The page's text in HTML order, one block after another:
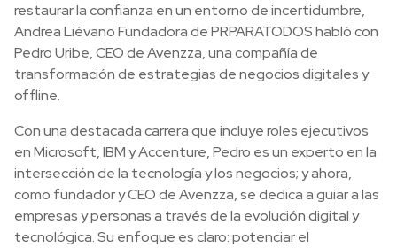
restaurar la confianza en un entorno de incertidumbre,
Andrea Liévano Fundadora de PRPARATODOS habló con
Pedro Uribe, CEO de Avenzza, una compañía de
transformación de estrategias de negocios digitales y
offline.
Con una destacada carrera que incluye roles ejecutivos
en Microsoft, IBM y Accenture, Pedro es un experto en la
intersección de la tecnología y los negocios; y ahora,
como fundador y CEO de Avenzza, se dedica a guiar a las
empresas y personas a través de la evolución digital y
tecnológica. Su enfoque es claro: potenciar el